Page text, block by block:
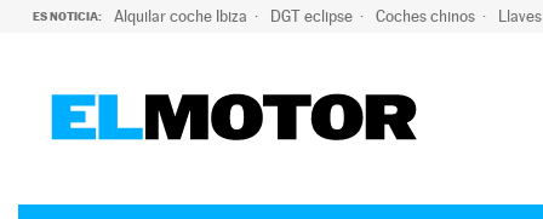
ES NOTICIA: Alquilar coche Ibiza DGT eclipse Coches chinos
ELÉCTRICOS